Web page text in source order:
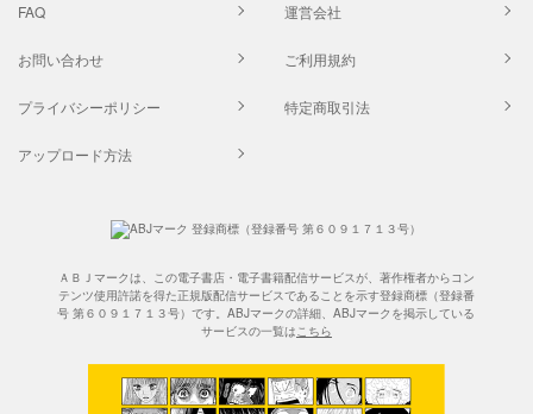
FAQ 運営会社
お問い合わせ ご利用規約
プライバシーポリシー 特定商取引法
アップロード方法
ＡＢＪマークは、この電子書店・電子書籍配信サービスが、著作権者からコン
テンツ使用許諾を得た正規版配信サービスであることを示す登録商標（登録番
号 第６０９１７１３号）です。ABJマークの詳細、ABJマークを掲示している
サービスの一覧はこちら